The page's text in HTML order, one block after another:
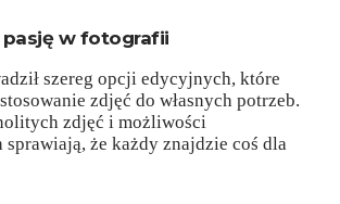
pasję w fotografii
szereg opcji edycyjnych, które
zdjęć do własnych potrzeb.
zdjęć i możliwości
że każdy znajdzie coś dla